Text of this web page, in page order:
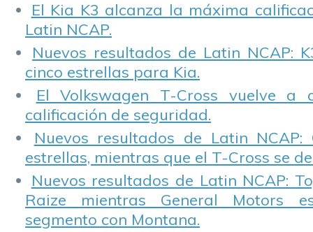
El Kia K3 alcanza la máxima
Latin NCAP.
Nuevos resultados de Latin NCAP:
cinco estrellas para Kia.
El Volkswagen T-Cross vuelve a
calificación de seguridad.
Nuevos resultados de Latin NCAP:
estrellas, mientras que el T-Cross se
Nuevos resultados de Latin NCAP:
Raize mientras General Motors
segmento con Montana.